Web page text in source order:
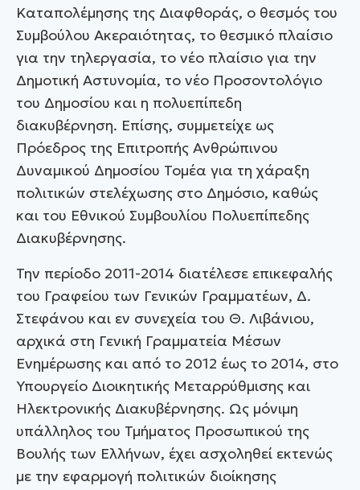
Καταπολέμησης της Διαφθοράς, ο θεσμός του
Συμβούλου Ακεραιότητας, το θεσμικό πλαίσιο
για την τηλεργασία, το νέο πλαίσιο για την
Δημοτική Αστυνομία, το νέο Προσοντολόγιο
του Δημοσίου και η πολυεπίπεδη
διακυβέρνηση. Επίσης, συμμετείχε ως
Πρόεδρος της Επιτροπής Ανθρώπινου
Δυναμικού Δημοσίου Τομέα για τη χάραξη
πολιτικών στελέχωσης στο Δημόσιο, καθώς
και του Εθνικού Συμβουλίου Πολυεπίπεδης
Διακυβέρνησης.
Την περίοδο 2011-2014 διατέλεσε επικεφαλής
του Γραφείου των Γενικών Γραμματέων, Δ.
Στεφάνου και εν συνεχεία του Θ. Λιβάνιου,
αρχικά στη Γενική Γραμματεία Μέσων
Ενημέρωσης και από το 2012 έως το 2014, στο
Υπουργείο Διοικητικής Μεταρρύθμισης και
Ηλεκτρονικής Διακυβέρνησης. Ως μόνιμη
υπάλληλος του Τμήματος Προσωπικού της
Βουλής των Ελλήνων, έχει ασχοληθεί εκτενώς
με την εφαρμογή πολιτικών διοίκησης